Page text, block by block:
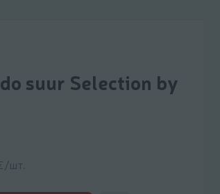
suur Selection by
шт.